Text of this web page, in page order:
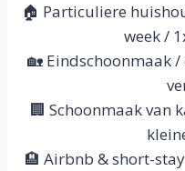
🏠 Particuliere
week /
🏡 Eindschoonmaak
🏢 Schoonmaak van
🏨 Airbnb & short-